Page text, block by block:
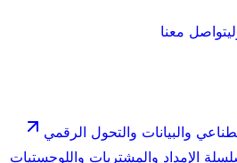
تواصل معنا
والبيانات والتحول الرقمي
الإمداد والمشتريات واللوجستيات